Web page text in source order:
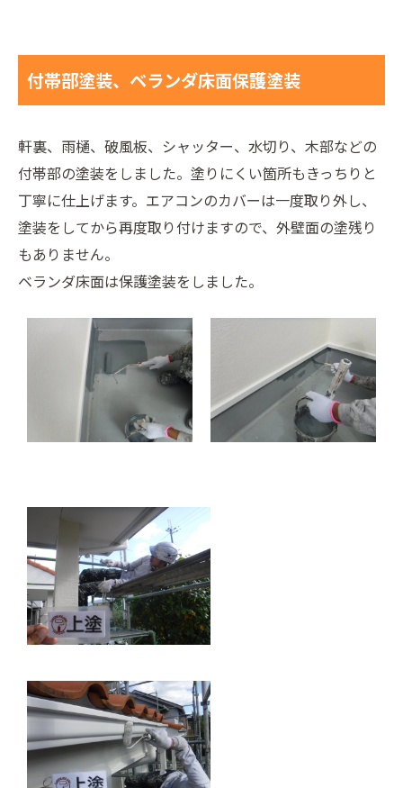
付帯部塗装、ベランダ床面保護塗装
軒裏、雨樋、破風板、シャッター、水切り、木部などの
付帯部の塗装をしました。塗りにくい箇所もきっちりと
丁寧に仕上げます。エアコンのカバーは一度取り外し、
塗装をしてから再度取り付けますので、外壁面の塗残り
もありません。
ベランダ床面は保護塗装をしました。